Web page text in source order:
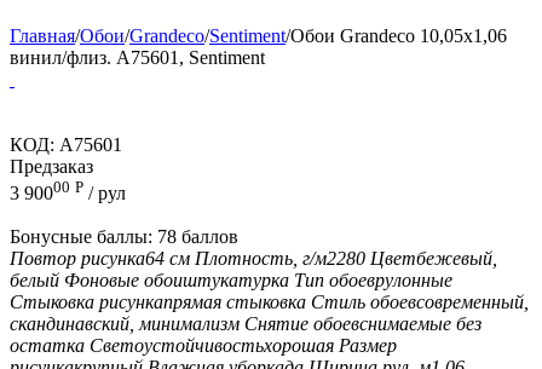
Главная/Обои/Grandeco/Sentiment/Обои Grandeco 10,05х1,06
винил/флиз. A75601, Sentiment
КОД: A75601
Предзаказ
3 90000 Р / рул
Бонусные баллы: 78 баллов
Повтор рисунка64 см Плотность, г/м2280 Цветбежевый,
белый Фоновые обоиштукатурка Тип обоеврулонные
Стыковка рисункапрямая стыковка Стиль обоевсовременный,
скандинавский, минимализм Снятие обоевснимаемые без
остатка Светоустойчивостьхорошая Размер